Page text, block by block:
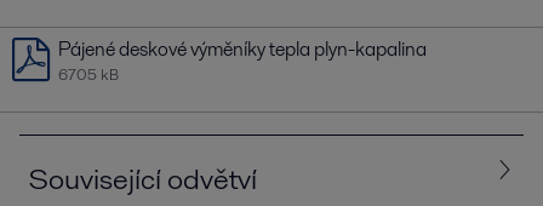
Pájené deskové výměníky tepla plyn-kapalina
6705 kB
Související odvětví